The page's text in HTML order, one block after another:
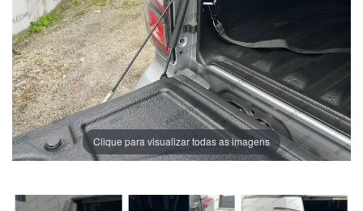
Clique para visualizar todas as imagens